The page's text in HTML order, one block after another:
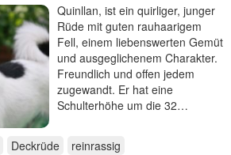
Quinllan, ist ein quirliger, junger
Rüde mit guten rauhaarigem
Fell, einem liebenswerten Gemüt
und ausgeglichenem Charakter.
Freundlich und offen jedem
zugewandt. Er hat eine
Schulterhöhe um die 32…
Deckrüde
reinrassig